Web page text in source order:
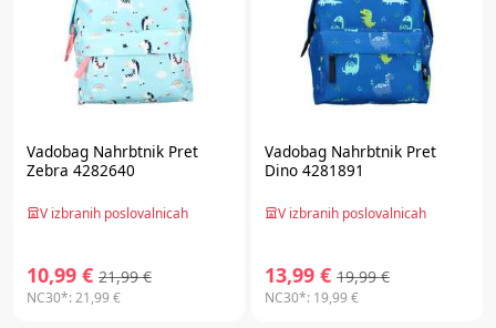
Vadobag Nahrbtnik Pret
Zebra 4282640
V izbranih poslovalnicah
10,99 € 21,99 €
NC30*:21,99 €
Vadobag Nahrbtnik Pret
Dino 4281891
V izbranih poslovalnicah
13,99 € 19,99 €
NC30*: 19,99 €